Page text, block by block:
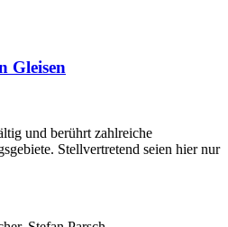
Gleisen
und berührt zahlreiche
Stellvertretend seien hier nur